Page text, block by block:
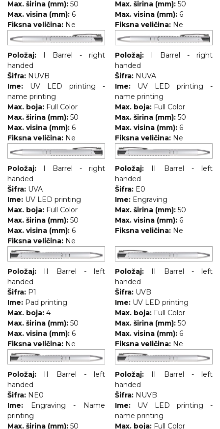
Max. širina (mm): 50
Max. visina (mm): 6
Fiksna veličina: Ne
Max. širina (mm): 50
Max. visina (mm): 6
Fiksna veličina: Ne
Položaj:
I Barrel - right
handed
Šifra: NUVB
Ime:
UV LED printing -
name printing
Max. boja: Full Color
Max. širina (mm): 50
Max. visina (mm): 6
Fiksna veličina: Ne
Položaj:
I Barrel - right
handed
Šifra: NUVA
Ime:
UV LED printing -
name printing
Max. boja: Full Color
Max. širina (mm): 50
Max. visina (mm): 6
Fiksna veličina: Ne
Položaj:
I Barrel - right
handed
Šifra: UVA
Ime: UV LED printing
Max. boja: Full Color
Max. širina (mm): 50
Max. visina (mm): 6
Fiksna veličina: Ne
Položaj:
II Barrel - left
handed
Šifra: E0
Ime: Engraving
Max. širina (mm): 50
Max. visina (mm): 6
Fiksna veličina: Ne
Položaj:
II Barrel - left
handed
Šifra: P1
Ime: Pad printing
Max. boja: 4
Max. širina (mm): 50
Max. visina (mm): 6
Fiksna veličina: Ne
Položaj:
II Barrel - left
handed
Šifra: UVB
Ime: UV LED printing
Max. boja: Full Color
Max. širina (mm): 50
Max. visina (mm): 6
Fiksna veličina: Ne
Položaj:
II Barrel - left
handed
Šifra: NE0
Ime:
Engraving - Name
printing
Max. širina (mm): 50
Položaj:
II Barrel - left
handed
Šifra: NUVB
Ime:
UV LED printing -
name printing
Max. boja: Full Color